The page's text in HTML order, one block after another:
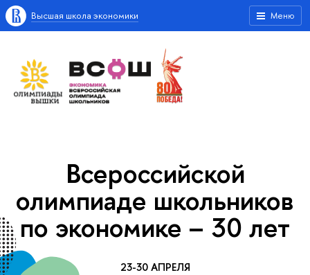
Меню
Высшая школа экономики
Всероссийской
олимпиаде школьников
по экономике – 30 лет
23-30 АПРЕЛЯ